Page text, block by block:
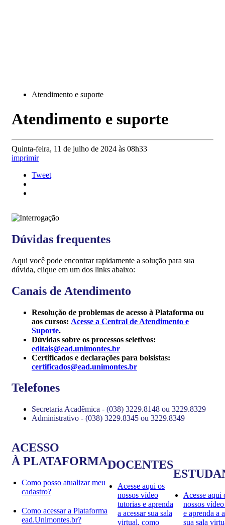
Atendimento e suporte
Atendimento e suporte
Quinta-feira, 11 de julho de 2024 às 08h33
imprimir
Tweet
Dúvidas frequentes
Aqui você pode encontrar rapidamente a solução para sua
dúvida, clique em um dos links abaixo:
Canais de Atendimento
Resolução de problemas de acesso à Plataforma ou
aos cursos: Acesse a Central de Atendimento e
Suporte.
Dúvidas sobre os processos seletivos:
editais@ead.unimontes.br
Certificados e declarações para bolsistas:
certificados@ead.unimontes.br
Telefones
Secretaria Acadêmica - (038) 3229.8148 ou 3229.8329
Administrativo - (038) 3229.8345 ou 3229.8349
ACESSO
À PLATAFORMA
Como posso atualizar meu
cadastro?
Como acessar a Plataforma
ead.Unimontes.br?
DOCENTES
Acesse aqui os
nossos vídeo
tutorias e aprenda
a acessar sua sala
virtual, como
Acesse aqui
nossos
e aprenda a
sua sala